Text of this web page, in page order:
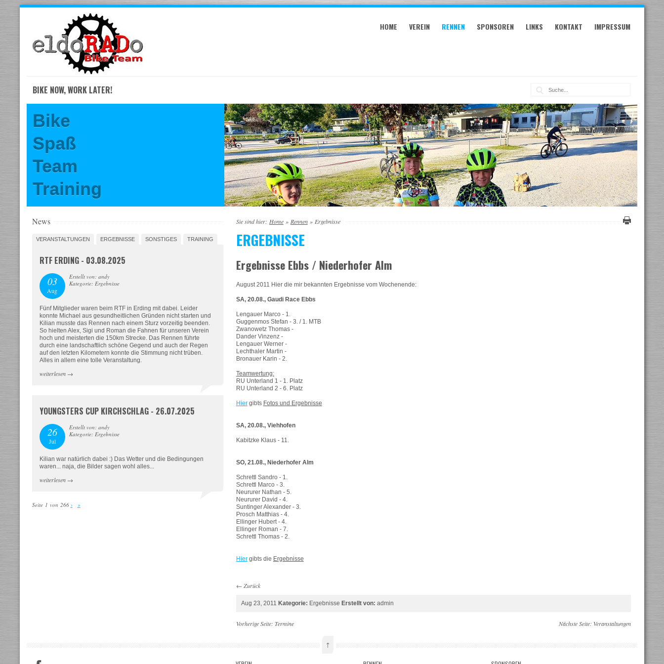
content
HOME VEREIN RENNEN SPONSOREN LINKS KONTAKT IMPRESSUM
BIKE NOW, WORK LATER! Suche:
Bike
Spaß
Team
Training
Sie sind hier: Home » Rennen » Ergebnisse
ERGEBNISSE
Ergebnisse Ebbs / Niederhofer Alm
August 2011 Hier die mir bekannten Ergebnisse vom Wochenende:
SA, 20.08., Gaudi Race Ebbs
Lengauer Marco - 1.
Guggenmos Stefan - 3. / 1. MTB
Zwanowetz Thomas -
Dander Vinzenz -
Lengauer Werner -
Lechthaler Martin -
Bronauer Karin - 2.
Teamwertung:
RU Unterland 1 - 1. Platz
RU Unterland 2 - 6. Platz
Hiergibts Fotos und Ergebnisse
SA, 20.08., Viehhofen
Kabitzke Klaus - 11.
SO, 21.08., Niederhofer Alm
Schrettl Sandro - 1.
Schrettl Marco - 3.
Neururer Nathan - 5.
Neururer David - 4.
Suntinger Alexander - 3.
Prosch Matthias - 4.
Ellinger Hubert - 4.
Ellinger Roman - 7.
Schrettl Thomas - 2.
Hiergibts die Ergebnisse
← Zurück
Aug 23, 2011 Kategorie: Ergebnisse Erstellt von: admin
News
VERANSTALTUNGEN ERGEBNISSE SONSTIGES TRAINING
RTF ERDING - 03.08.2025
03
Aug
Erstellt von: andy
Kategorie: Ergebnisse
Fünf Mitglieder waren beim RTF in Erding mit dabei. Leider
konnte Michael aus gesundheitlichen Gründen nicht starten und
Kilian musste das Rennen nach einem Sturz vorzeitig beenden.
So hielten Alex, Sigi und Roman die Fahnen für unseren Verein
hoch und meisterten die 150km Strecke. Das Rennen führte
durch eine landschaftlich schöne Gegend und auch der Regen
auf den letzten Kilometern konnte die Stimmung nicht trüben.
Alles in allem eine tolle Veranstaltung.
weiterlesen→
YOUNGSTERS CUP KIRCHSCHLAG - 26.07.2025
26
Jul
Erstellt von: andy
Kategorie: Ergebnisse
Kilian war natürlich dabei :) Das Wetter und die Bedingungen
waren... naja, die Bilder sagen wohl alles...
weiterlesen→
Seite 1 von 266 › »
Vorherige Seite: Termine Nächste Seite: Veranstaltungen
↑